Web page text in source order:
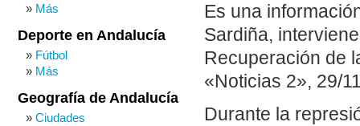
Es una
Sardiña,
Recuperación de
«Noticias 2», 29/
Durante la
Más
Deporte en Andalucía
Fútbol
Más
Geografía de Andalucía
Ciudades